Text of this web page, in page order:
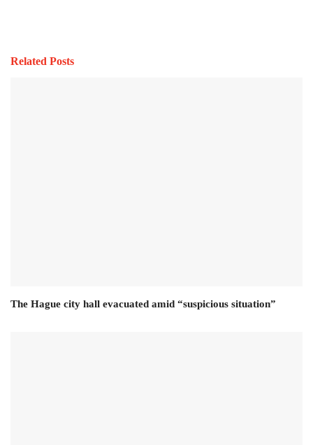
Related Posts
The Hague city hall evacuated amid “suspicious situation”